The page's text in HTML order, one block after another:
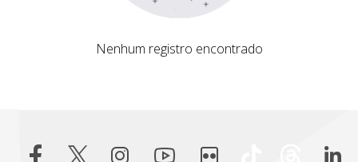
Nenhum registro encontrado
Nenhum registro encontrado